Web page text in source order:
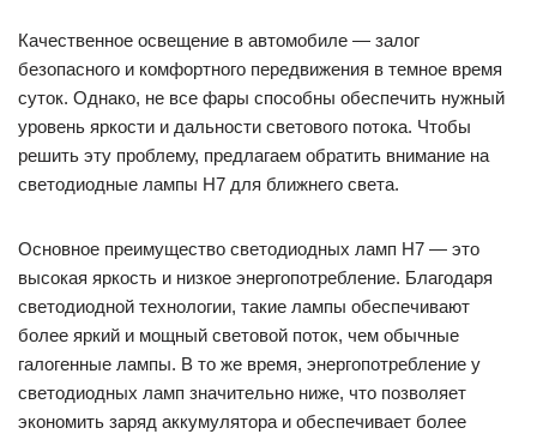
Качественное освещение в автомобиле — залог
безопасного и комфортного передвижения в темное время
суток. Однако, не все фары способны обеспечить нужный
уровень яркости и дальности светового потока. Чтобы
решить эту проблему, предлагаем обратить внимание на
светодиодные лампы H7 для ближнего света.
Основное преимущество светодиодных ламп H7 — это
высокая яркость и низкое энергопотребление. Благодаря
светодиодной технологии, такие лампы обеспечивают
более яркий и мощный световой поток, чем обычные
галогенные лампы. В то же время, энергопотребление у
светодиодных ламп значительно ниже, что позволяет
экономить заряд аккумулятора и обеспечивает более